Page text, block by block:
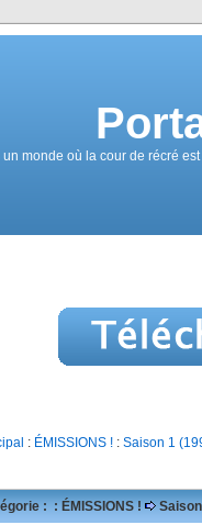
monde où la cour de récré
: ÉMISSIONS ! : Saison 1
: : ÉMISSIONS !